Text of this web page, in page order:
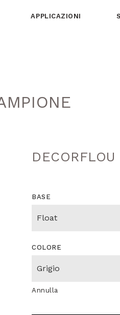
APPLICAZIONI
BASE
COLORE
Annulla